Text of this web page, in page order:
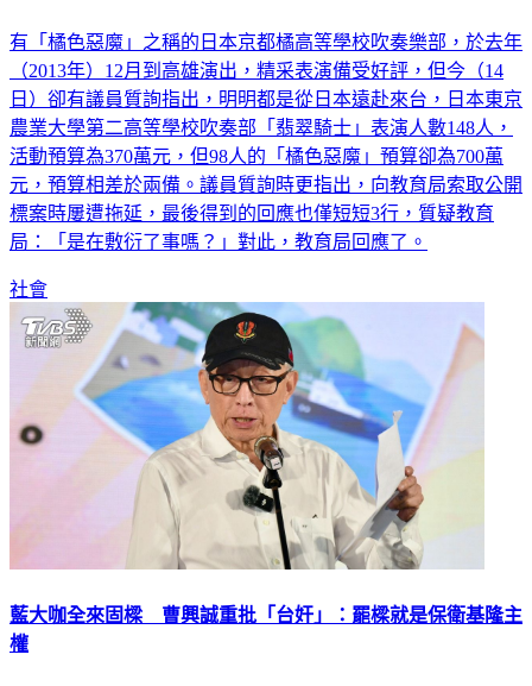
有「橘色惡魔」之稱的日本京都橘高等學校吹奏樂部，於去年
（2013年）12月到高雄演出，精采表演備受好評，但今（14
日）卻有議員質詢指出，明明都是從日本遠赴來台，日本東京
農業大學第二高等學校吹奏部「翡翠騎士」表演人數148人，
活動預算為370萬元，但98人的「橘色惡魔」預算卻為700萬
元，預算相差於兩備。議員質詢時更指出，向教育局索取公開
標案時屢遭拖延，最後得到的回應也僅短短3行，質疑教育
局：「是在敷衍了事嗎？」對此，教育局回應了。
社會
藍大咖全來固樑 曹興誠重批「台奸」：罷樑就是保衛基隆主
權